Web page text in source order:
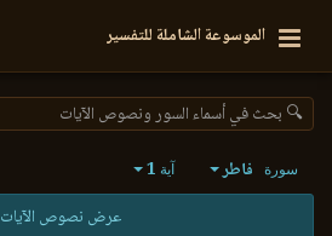
الموسوعة الشاملة للتفسير
🔍 بحث في أسماء السور ونصوص الآيات
سورة فاطر آية 1
عرض نصوص الآيات